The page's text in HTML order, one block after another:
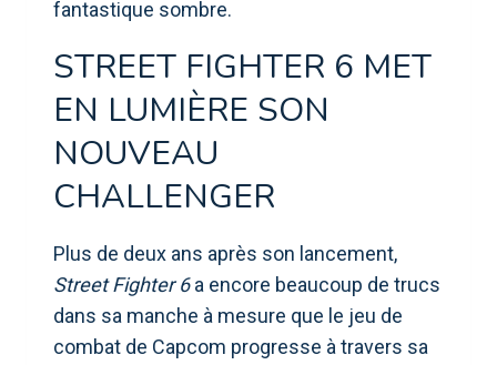
fantastique sombre.
STREET FIGHTER 6 MET
EN LUMIÈRE SON
NOUVEAU
CHALLENGER
Plus de deux ans après son lancement,
Street Fighter 6a encore beaucoup de trucs
dans sa manche à mesure que le jeu de
combat de Capcom progresse à travers sa